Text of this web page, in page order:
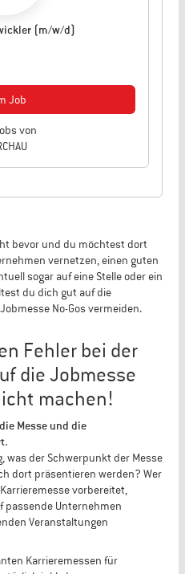
(m/w/d)
Job
von
bevor und du möchtest dort
vernetzen, einen guten
sogar auf eine Stelle oder ein
du dich gut auf die
No-Gos vermeiden.
Fehler bei der
die Jobmesse
machen!
Messe und die
was der Schwerpunkt der Messe
dort präsentieren werden? Wer
vorbereitet,
passende Unternehmen
Veranstaltungen
Karrieremessen für